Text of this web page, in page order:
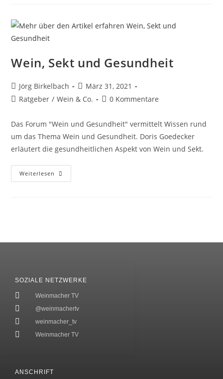
Wein, Sekt und Gesundheit
Jörg Birkelbach
März 31, 2021
Ratgeber / Wein & Co. 0 Kommentare
Das Forum "Wein und Gesundheit" vermittelt Wissen rund
um das Thema Wein und Gesundheit. Doris Goedecker
erläutert die gesundheitlichen Aspekt von Wein und Sekt.
Weiterlesen
ANSCHRIFT
SOZIALE NETZWERKE
Weinmacher TV
@weinmachertv
weinmacher_tv
Weinmacher TV